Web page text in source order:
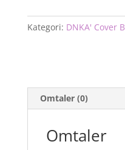
Aquamarine
antall
Kategori: DNKA' Cover
Omtaler (0)
Omtaler